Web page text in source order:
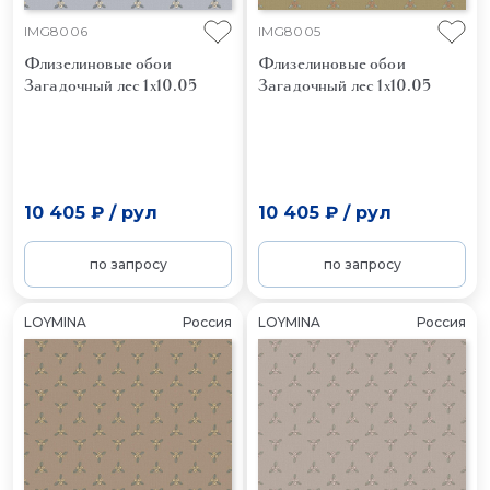
IMG8006
Флизелиновые обои
Загадочный лес 1x10.05
10 405 ₽/ рул
по запросу
IMG8005
Флизелиновые обои
Загадочный лес 1x10.05
10 405 ₽/ рул
по запросу
LOYMINA Россия LOYMINA Россия